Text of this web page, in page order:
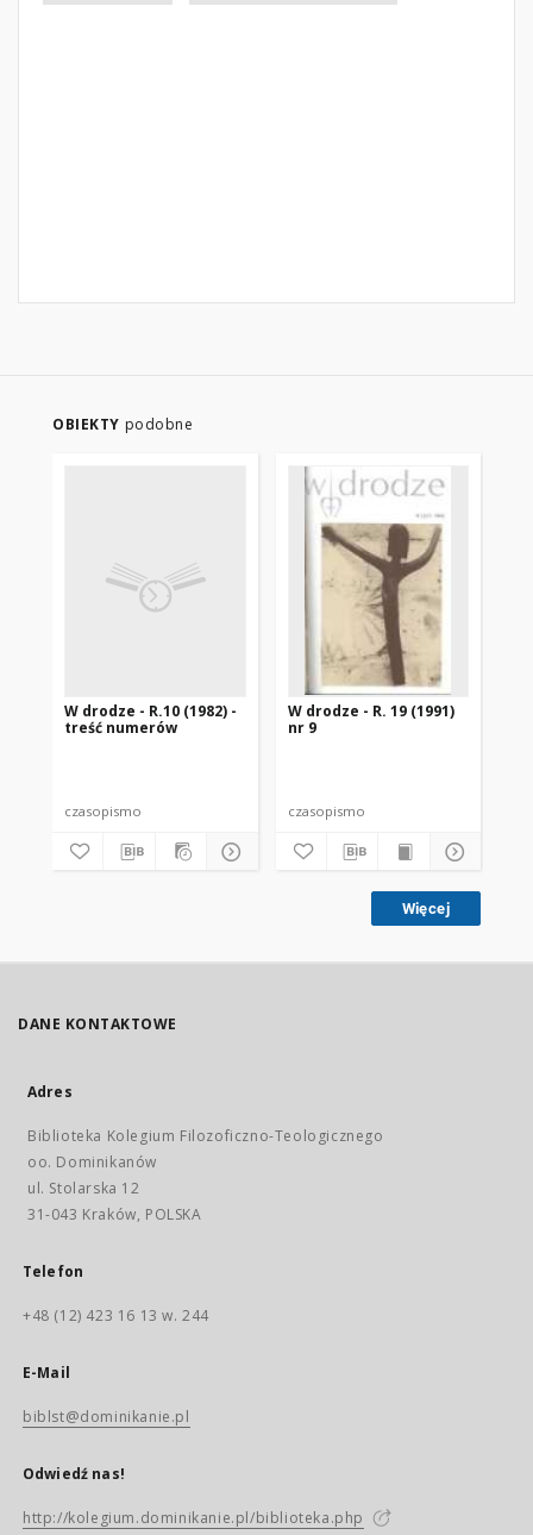
OBIEKTY podobne
W drodze - R.10 (1982) -
treść numerów
czasopismo
W drodze - R. 19 (1991)
nr 9
czasopismo
Więcej
DANE KONTAKTOWE
Adres
Biblioteka Kolegium Filozoficzno-Teologicznego
oo. Dominikanów
ul. Stolarska 12
31-043 Kraków, POLSKA
Telefon
+48 (12) 423 16 13 w. 244
E-Mail
biblst@dominikanie.pl
Odwiedź nas!
http://kolegium.dominikanie.pl/biblioteka.php